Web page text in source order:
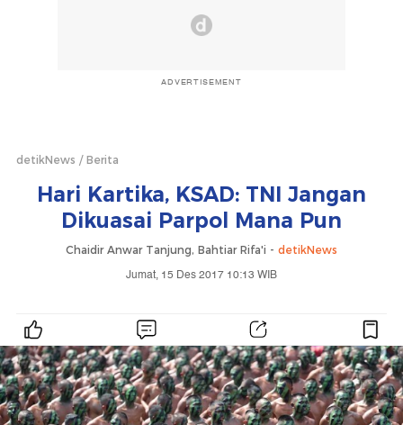
ADVERTISEMENT
detikNews Berita
Hari Kartika, KSAD: TNI Jangan
Dikuasai Parpol Mana Pun
Chaidir Anwar Tanjung, Bahtiar Rifa'i - detikNews
Jumat, 15 Des 2017 10:13 WIB